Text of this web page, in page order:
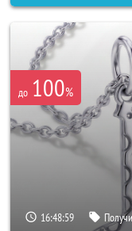
до 100%
16:48:57